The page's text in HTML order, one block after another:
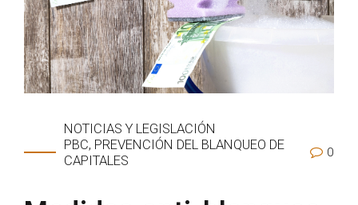
NOTICIAS Y LEGISLACIÓN
PBC, PREVENCIÓN DEL BLANQUEO DE
CAPITALES
0